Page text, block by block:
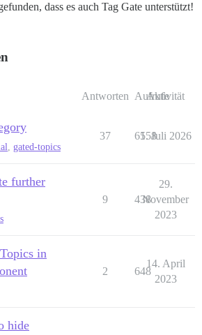
dass es auch Tag Gate unterstützt!
Antworten Aufrufe
Aktivität
gated-topics
37 6158
5. Juli 2026
further
9 438
29.
November
2023
in
2 648
14. April
2023
hide